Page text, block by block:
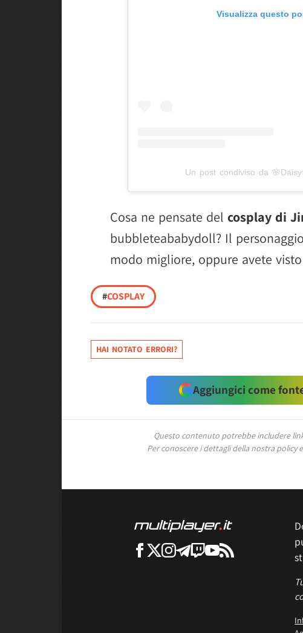
Visualizza questo
Un post condiviso da
Cosa ne pensate del cosplay di
bubbleteababydoll? Il
modo migliore, oppure avete
#COSPLAY
HAI NOTATO ERRORI?
Aggiungici come
Questo contenuto potrebbe includere
Per conoscere i dettagli della nostra policy